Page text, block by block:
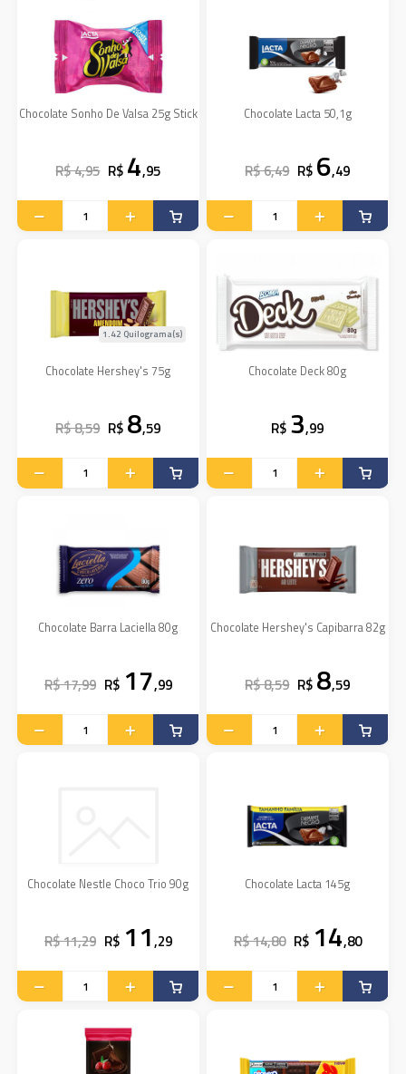
Chocolate Sonho De Valsa 25g Stick
R$ 4,95 R$ 4,95
Chocolate Lacta 50,1g
R$ 6,49 R$ 6,49
Chocolate Hershey's 75g
1.42 Quilograma(s)
R$ 8,59 R$ 8,59
Chocolate Deck 80g
R$ 3,99
Chocolate Barra Laciella 80g
R$ 17,99 R$ 17,99
Chocolate Hershey's Capibarra 82g
R$ 8,59 R$ 8,59
Chocolate Nestle Choco Trio 90g
R$ 11,29 R$ 11,29
Chocolate Lacta 145g
R$ 14,80 R$ 14,80